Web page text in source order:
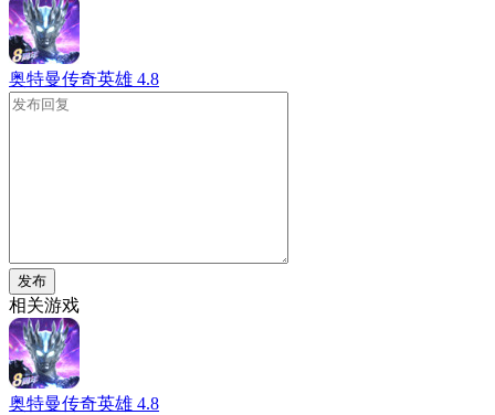
奥特曼传奇英雄 4.8
发布
相关游戏
奥特曼传奇英雄 4.8